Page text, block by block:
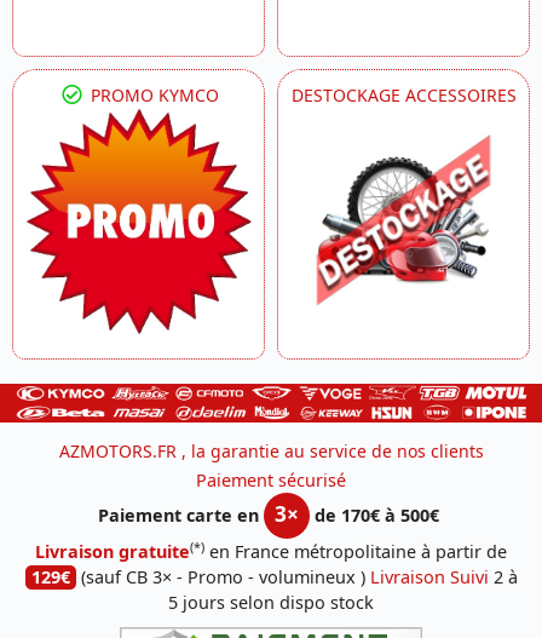
PROMO KYMCO DESTOCKAGE ACCESSOIRES
AZMOTORS.FR , la garantie au service de nos clients
Paiement sécurisé
Paiement carte en
3×
de 170€ à 500€
Livraison gratuite(*) en France métropolitaine à partir de
129€ (sauf CB 3× - Promo - volumineux ) Livraison Suivi 2 à
5 jours selon dispo stock